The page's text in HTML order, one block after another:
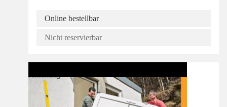
Online bestellbar
Nicht reservierbar